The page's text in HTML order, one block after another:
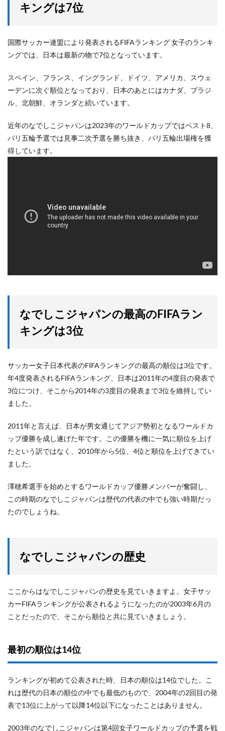
キングは7位
国際サッカー連盟により発表されるFIFAランキング 女子のランキ
ングでは、日本は最新の物で7位となっています。
スペイン、フランス、イングランド、ドイツ、アメリカ、スウェ
ーデンに次ぐ順位となっており、日本のあとにはカナダ、ブラジ
ル、北朝鮮、オランダと続いています。
近年のなでしこジャパンは2023年のワールドカップではベスト8、
パリ五輪予選では見事二次予選を勝ち抜き、パリ五輪出場権を獲
得しています。
なでしこジャパンの最高のFIFAラン
キングは3位
サッカー女子日本代表のFIFAランキングの最高の順位は3位です。
年4度発表されるFIFAランキング、日本は2011年の4度目の発表で
3位につけ、そこから2014年の3度目の発表まで3位を維持してい
ました。
2011年と言えば、日本が男女通じてアジア勢初となるワールドカ
ップ優勝を成し遂げた年です。この優勝を機に一気に順位を上げ
たという訳ではなく、2010年から5位、4位と順位を上げてきてい
ました。
澤穂希選手を始めとするワールドカップ優勝メンバーが奮闘し、
この時期のなでしこジャパンは歴代の代表の中でも強い時期だっ
たのでしょうね。
なでしこジャパンの歴史
ここからはなでしこジャパンの歴史を見ていきますよ。女子サッ
カーFIFAランキングが公表されるようになったのが2003年6月の
ことだったので、そこから順位と共に見ていきましょう。
最初の順位は14位
ランキングが初めて公表された時、日本の順位は14位でした。こ
れは歴代の日本の順位の中でも最低のもので、2004年の2回目の発
表で13位に上がって以降14位以下になったことはありません。
2003年のなでしこジャパンは第4回女子ワールドカップの予選を戦